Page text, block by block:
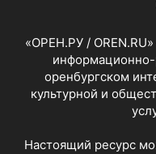
«ОРЕН.РУ /
информационно-
оренбургском
культурной и
Настоящий ресурс